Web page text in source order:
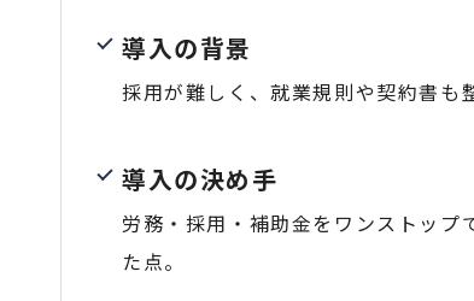
導入の背景
採用が難しく、就業規則や契約書も
導入の決め手
労務・採用・補助金をワンストップ
た点。